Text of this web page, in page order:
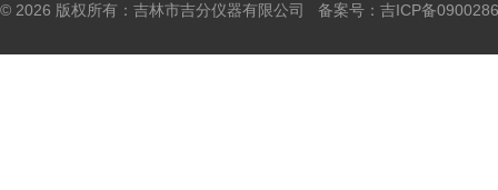
© 2026 版权所有：吉林市吉分仪器有限公司 备案号： 吉ICP备